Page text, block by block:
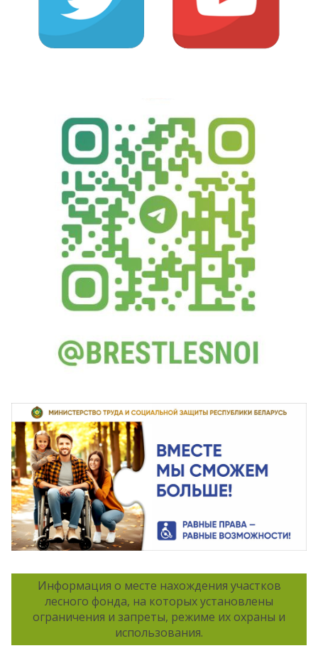
Информация о месте нахождения участков
лесного фонда, на которых установлены
ограничения и запреты, режиме их охраны и
использования.